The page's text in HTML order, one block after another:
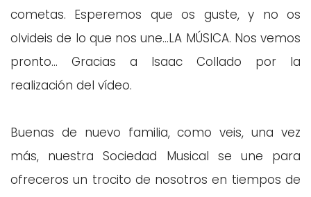
cometas. Esperemos que os guste, y no os
olvideis de lo que nos une...LA MÚSICA. Nos vemos
pronto... Gracias a Isaac Collado por la
realización del vídeo.
Buenas de nuevo familia, como veis, una vez
más, nuestra Sociedad Musical se une para
ofreceros un trocito de nosotros en tiempos de